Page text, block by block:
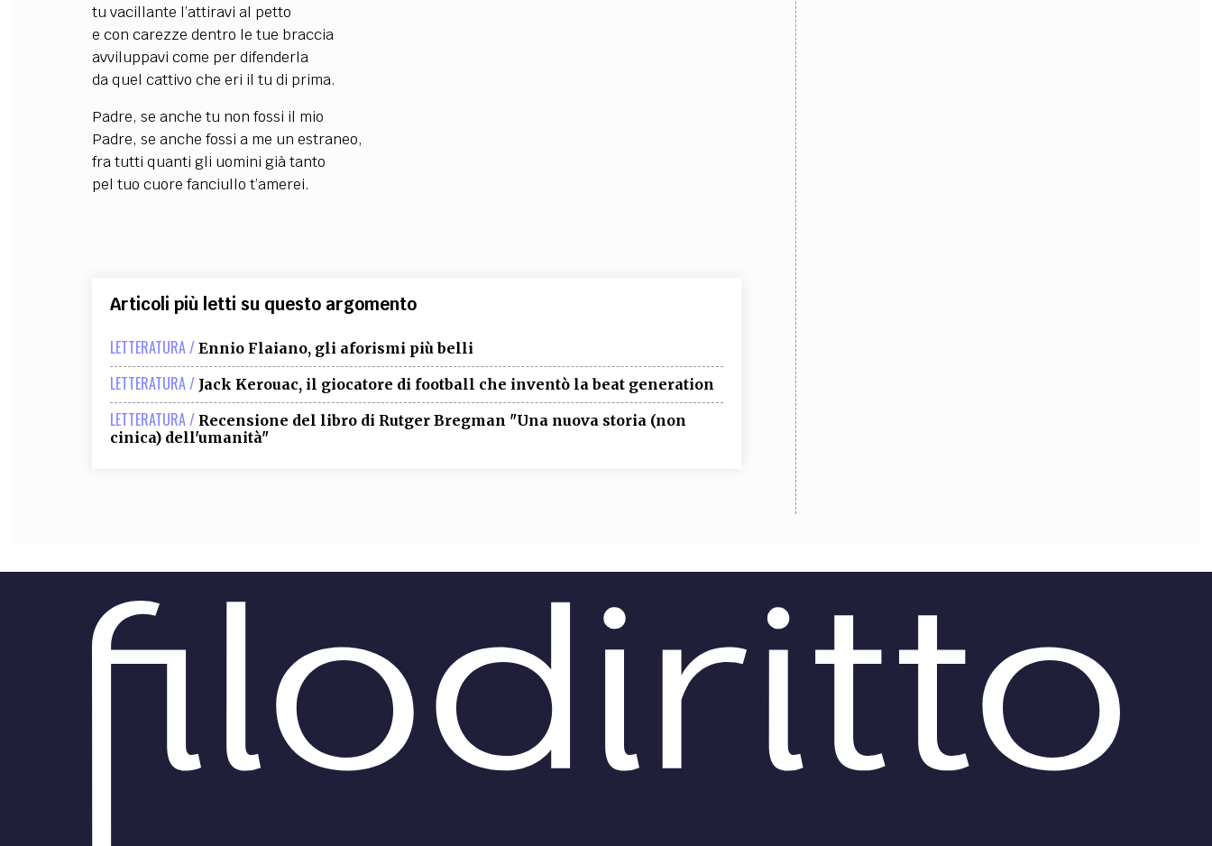
tu vacillante l’attiravi al petto
e con carezze dentro le tue braccia
avviluppavi come per difenderla
da quel cattivo che eri il tu di prima.
Padre, se anche tu non fossi il mio
Padre, se anche fossi a me un estraneo,
fra tutti quanti gli uomini già tanto
pel tuo cuore fanciullo t’amerei.
Articoli più letti su questo argomento
LETTERATURA / Ennio Flaiano, gli aforismi più belli
LETTERATURA / Jack Kerouac, il giocatore di football che inventò la beat generation
LETTERATURA / Recensione del libro di Rutger Bregman "Una nuova storia (non
cinica) dell'umanità"